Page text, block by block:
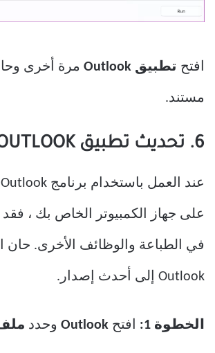
افتح تطبيق Outlook مرة أخرى
مستند.
6. تحديث تطبيق OUTLOOK
على جهاز الكمبيوتر الخاص بك ،
في الطباعة والوظائف الأخرى. حان
Outlook إلى أحدث إصدار.
الخطوة 1: افتح Outlook وحدد